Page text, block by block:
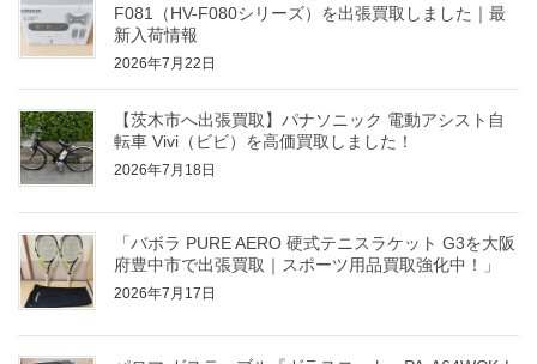
F081（HV-F080シリーズ）を出張買取しました｜最
新入荷情報
2026年7月22日
【茨木市へ出張買取】パナソニック 電動アシスト自
転車 Vivi（ビビ）を高価買取しました！
2026年7月18日
「バボラ PURE AERO 硬式テニスラケット G3を大阪
府豊中市で出張買取｜スポーツ用品買取強化中！」
2026年7月17日